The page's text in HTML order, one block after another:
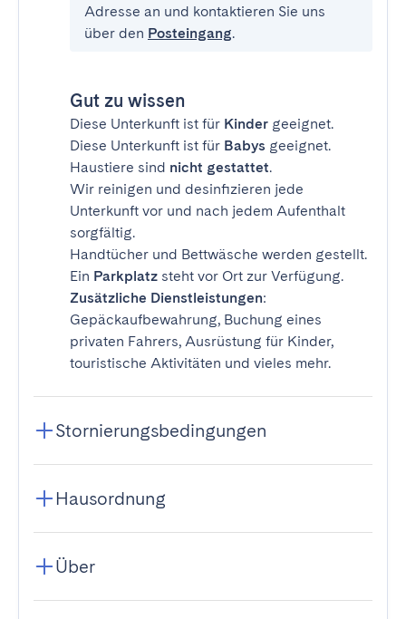
Adresse an und kontaktieren Sie uns
über den Posteingang.
Gut zu wissen
Diese Unterkunft ist für Kinder geeignet.
Diese Unterkunft ist für Babys geeignet.
Haustiere sind nicht gestattet.
Wir reinigen und desinfizieren jede
Unterkunft vor und nach jedem Aufenthalt
sorgfältig.
Handtücher und Bettwäsche werden gestellt.
Ein Parkplatz steht vor Ort zur Verfügung.
Zusätzliche Dienstleistungen:
Gepäckaufbewahrung, Buchung eines
privaten Fahrers, Ausrüstung für Kinder,
touristische Aktivitäten und vieles mehr.
Stornierungsbedingungen
Hausordnung
Über